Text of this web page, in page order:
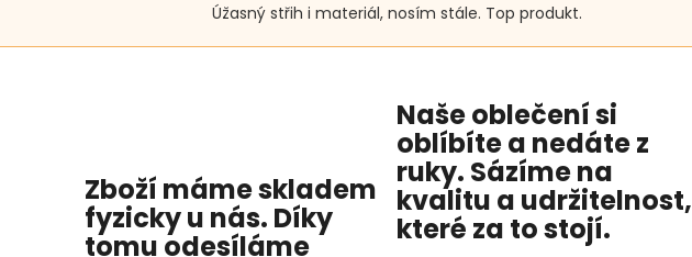
je
5
Úžasný střih i materiál, nosím stále. Top produkt.
Zboží máme skladem
fyzicky u nás. Díky
tomu odesíláme
Naše oblečení si
oblíbíte a nedáte z
ruky. Sázíme na
kvalitu a udržitelnost,
které za to stojí.